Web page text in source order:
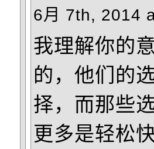
6月 7th, 2014
我理解你的
的，他们的
择，而那些
更多是轻松